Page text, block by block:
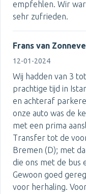
empfehlen. Wir
sehr zufrieden.
Frans van
12-01-2024
Wij hadden van 3
prachtige tijd in
en achteraf
onze auto was de
met een prima
Transfer tot de
Bremen (D); met
die ons met de bus
Gewoon goed
voor herhaling.